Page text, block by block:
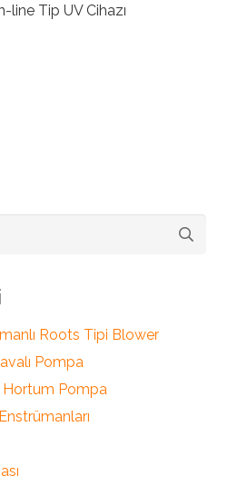
line Tip UV Cihazı
Roots Tipi Blower
Pompa
Hortum Pompa